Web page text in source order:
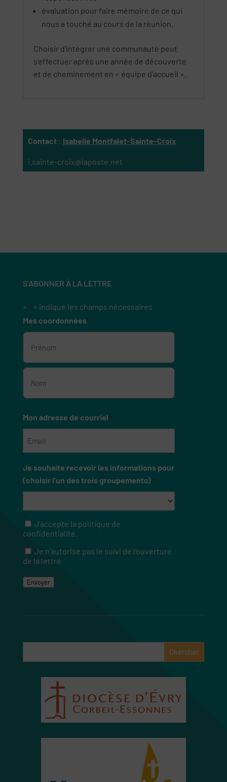
évaluation pour faire mémoire de ce qui
nous a touché au cours de la réunion.
Choisir d’intégrer une communauté peut
s’effectuer après une année de découverte
et de cheminement en « équipe d’accueil ».
Contact : Isabelle Montfalet-Sainte-Croix
i.sainte-croix@laposte.net
S’ABONNER À LA LETTRE
« *» indique les champs nécessaires
Mes coordonnées *
Prénom
Mon adresse de courriel *
Je souhaite recevoir les informations pour
(choisir l'un des trois groupements) *
RGPDJ’accepte la politique de
confidentialité.
RGPDJe n'autorise pas le suivi de l'ouverture
de la lettre
Envoyer